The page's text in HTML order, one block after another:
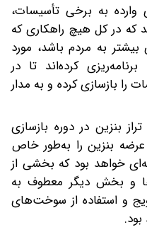
به برخی تأسیسات،
که در کل هیچ راهکاری که
به مردم باشد، مورد
کرده‌اند تا در
را بازسازی کرده و به مدار
بنزین در دوره بازسازی
بنزین را به‌طور خاص
خواهد بود که بخشی از
و بخش دیگر معطوف به
و استفاده از سوخت‌های